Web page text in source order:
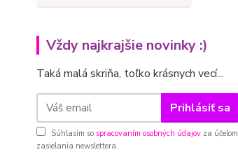
Vždy najkrajšie novinky :)
Taká malá skriňa, toľko krásnych vecí...
Prihlásiť sa
Súhlasím so spracovaním osobných údajov za účelom
zasielania newslettera.